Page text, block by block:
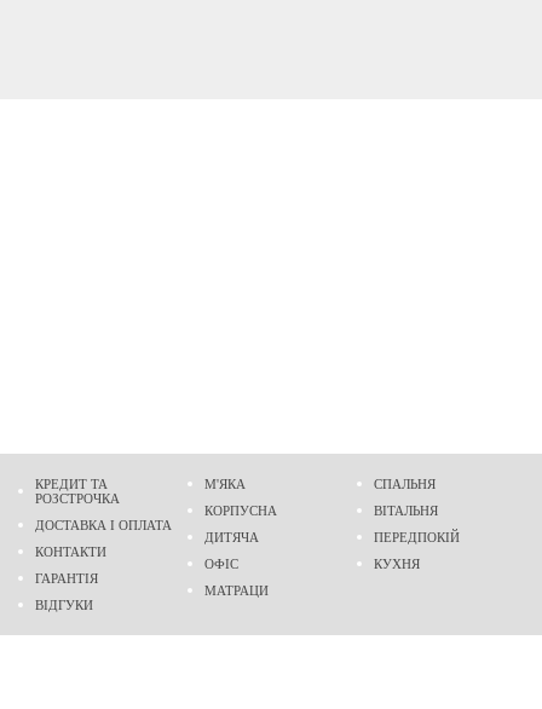
КРЕДИТ ТА
РОЗСТРОЧКА
ДОСТАВКА І ОПЛАТА
КОНТАКТИ
ГАРАНТІЯ
ВІДГУКИ
М'ЯКА
КОРПУСНА
ДИТЯЧА
ОФІС
МАТРАЦИ
СПАЛЬНЯ
ВІТАЛЬНЯ
ПЕРЕДПОКІЙ
КУХНЯ